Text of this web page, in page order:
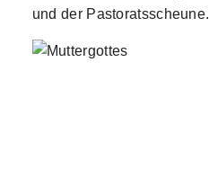
und der Pastoratsscheune.